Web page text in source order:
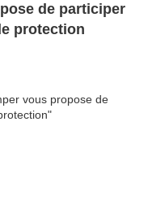
de participer
protection